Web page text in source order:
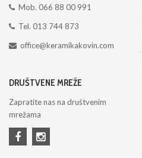
Mob. 066 88 00 991
Tel. 013 744 873
office@keramikakovin.com
DRUŠTVENE MREŽE
Zapratite nas na društvenim
mrežama